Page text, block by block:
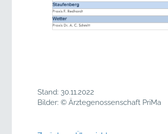
Stand: 30.11.2022
Bilder: © Ärztegenossenschaft PriMa